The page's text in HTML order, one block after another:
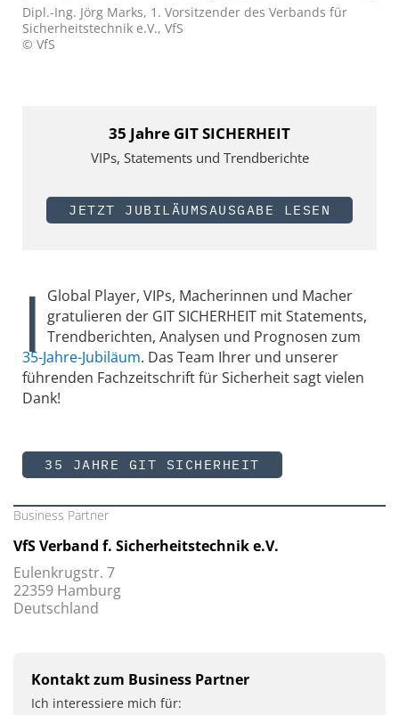
Dipl.-Ing. Jörg Marks, 1. Vorsitzender des Verbands für
Sicherheitstechnik e.V., VfS
© VfS
35 Jahre GIT SICHERHEIT
VIPs, Statements und Trendberichte
JETZT JUBILÄUMSAUSGABE LESEN
|
Global Player, VIPs, Macherinnen und Macher
gratulieren der GIT SICHERHEIT mit Statements,
Trendberichten, Analysen und Prognosen zum
35-Jahre-Jubiläum. Das Team Ihrer und unserer
führenden Fachzeitschrift für Sicherheit sagt vielen
Dank!
35 JAHRE GIT SICHERHEIT
Business Partner
VfS Verband f. Sicherheitstechnik e.V.
Eulenkrugstr. 7
22359 Hamburg
Deutschland
Kontakt zum Business Partner
Ich interessiere mich für: